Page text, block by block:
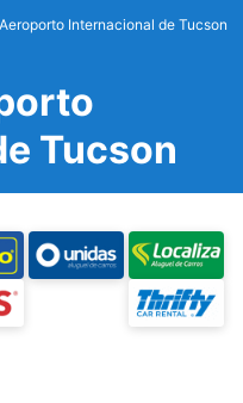
Aeroporto Internacional de Tucson
Tucson